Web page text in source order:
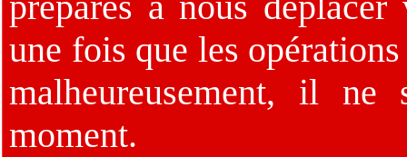
une fois que les
malheureusement, il
moment.